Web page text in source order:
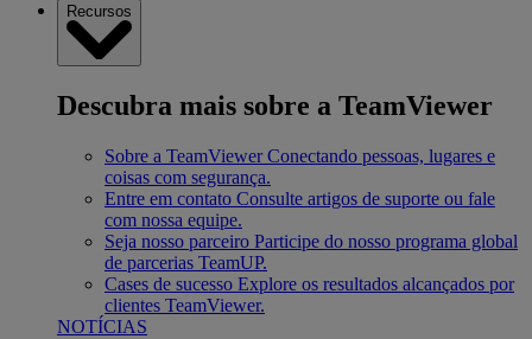
Recursos
Descubra mais sobre a TeamViewer
Sobre a TeamViewer Conectando pessoas, lugares e
coisas com segurança.
Entre em contato Consulte artigos de suporte ou fale
com nossa equipe.
Seja nosso parceiro Participe do nosso programa global
de parcerias TeamUP.
Cases de sucesso Explore os resultados alcançados por
clientes TeamViewer.
NOTÍCIAS